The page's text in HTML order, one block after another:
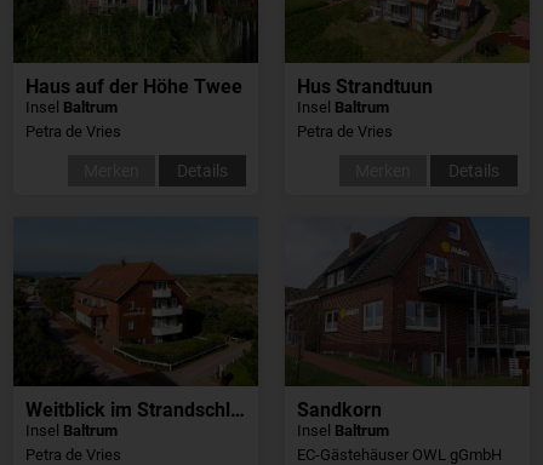
Haus auf der Höhe Twee
Insel Baltrum
Petra de Vries
Details
Hus Strandtuun
Insel Baltrum
Petra de Vries
Details
Weitblick im Strandschlösschen
Insel Baltrum
Petra de Vries
Sandkorn
Insel Baltrum
EC-Gästehäuser OWL gGmbH